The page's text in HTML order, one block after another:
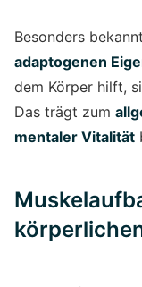
Besonders
adaptogenen
dem Körper hilft,
Das trägt zum
mentaler Vitalität